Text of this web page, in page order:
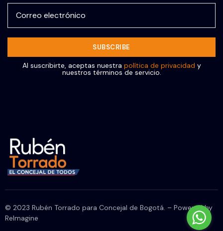
Al suscribirte, aceptas nuestra política de privacidad y
nuestros términos de servicio.
© 2023 Rubén Torrado para Concejal de Bogotá. – Powered by
ReImagine